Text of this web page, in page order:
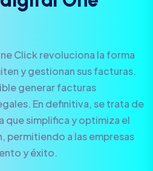
Click revoluciona la forma
y gestionan sus facturas.
generar facturas
En definitiva, se trata de
que simplifica y optimiza el
a las empresas
y éxito.